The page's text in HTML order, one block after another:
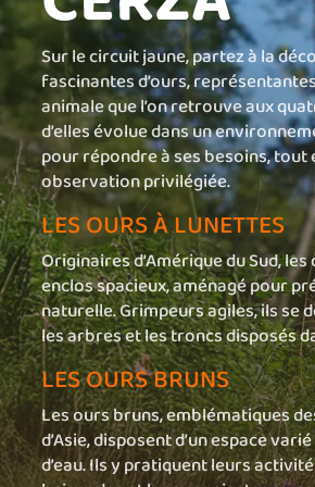
Sur le circuit jaune, partez à la
fascinantes d’ours,
animale que l’on retrouve aux
d’elles évolue dans un
pour répondre à ses besoins,
observation privilégiée.
LES OURS À LUNETTES
Originaires d’Amérique du Sud,
enclos spacieux, aménagé pour
naturelle. Grimpeurs agiles, ils se
les arbres et les troncs disposés
LES OURS BRUNS
Les ours bruns, emblématiques
d’Asie, disposent d’un espace
d’eau. Ils y pratiquent leurs